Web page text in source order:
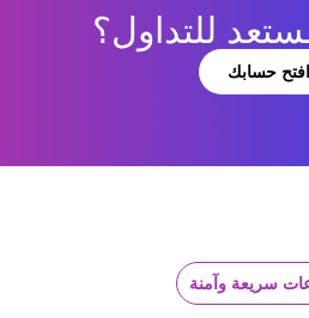
للتداول؟
افتح حسابك
سريعة وآمنة